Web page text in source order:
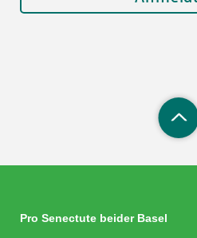
Pro Senectute beider Basel